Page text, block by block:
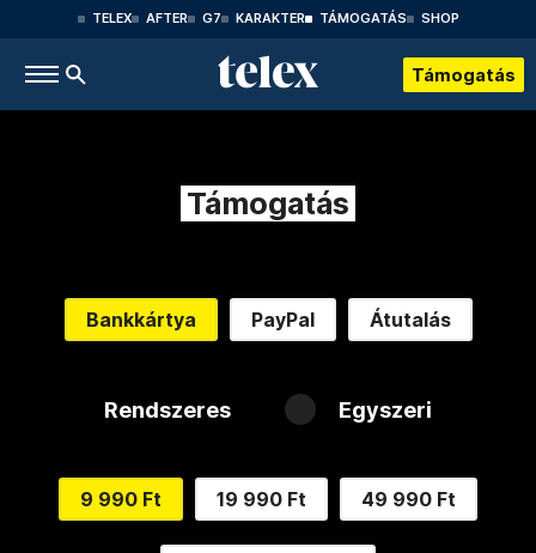
TELEX AFTER G7 KARAKTER TÁMOGATÁS SHOP
Támogatás
Támogatás
Bankkártya PayPal Átutalás
Rendszeres Egyszeri
9 990 Ft 19 990 Ft 49 990 Ft